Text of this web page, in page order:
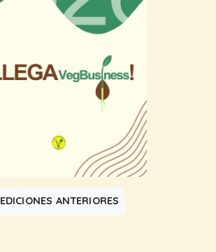
EDICIONES ANTERIORES